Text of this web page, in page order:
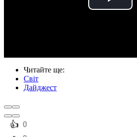
Play
Читайте ще:
Світ
Дайджест
️👍 0